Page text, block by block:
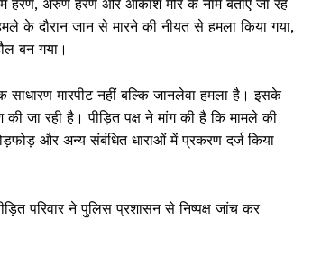
हरण, अरुण हरण और आकाश मोर के नाम बताए जा रहे
के दौरान जान से मारने की नीयत से हमला किया गया,
बन गया।
मारपीट नहीं बल्कि जानलेवा हमला है। इसके
जा रही है। पीड़ित पक्ष ने मांग की है कि मामले की
और अन्य संबंधित धाराओं में प्रकरण दर्ज किया
परिवार ने पुलिस प्रशासन से निष्पक्ष जांच कर